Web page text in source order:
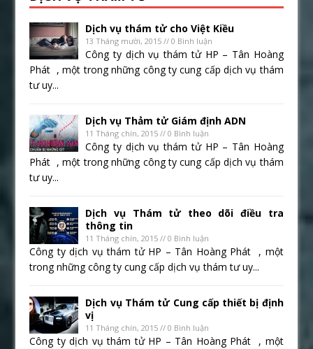
Dịch vụ thám tử cho Việt Kiều
13 Tháng mười, 2015 // 0 Bình luận
Công ty dịch vụ thám tử HP – Tân Hoàng
Phát , một trong những công ty cung cấp dịch vụ thám
tư uy...
Dịch vụ Thảm tử Giám định ADN
11 Tháng chín, 2015 // 0 Bình luận
Công ty dịch vụ thám tử HP – Tân Hoàng
Phát , một trong những công ty cung cấp dịch vụ thám
tư uy...
Dịch vụ Thám tử theo dõi điều tra
thông tin
11 Tháng chín, 2015 // 0 Bình luận
Công ty dịch vụ thám tử HP – Tân Hoàng Phát , một
trong những công ty cung cấp dịch vụ thám tư uy...
Dịch vụ Thám tử Cung cấp thiết bị định
vị
11 Tháng chín, 2015 // 0 Bình luận
Công ty dịch vụ thám tử HP – Tân Hoàng Phát , một